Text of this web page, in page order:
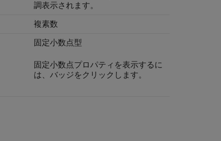
調表示されます。
複素数
固定小数点型
固定小数点プロパティを表示するに
は、バッジをクリックします。